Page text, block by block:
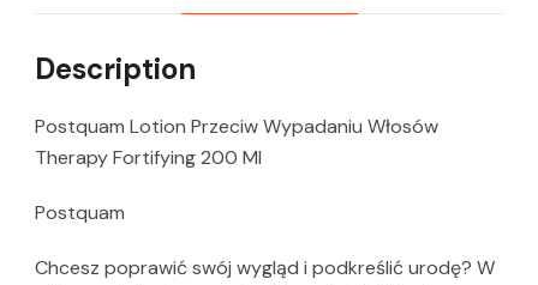
Description
Postquam Lotion Przeciw Wypadaniu Włosów
Therapy Fortifying 200 Ml
Postquam
Chcesz poprawić swój wygląd i podkreślić urodę? W